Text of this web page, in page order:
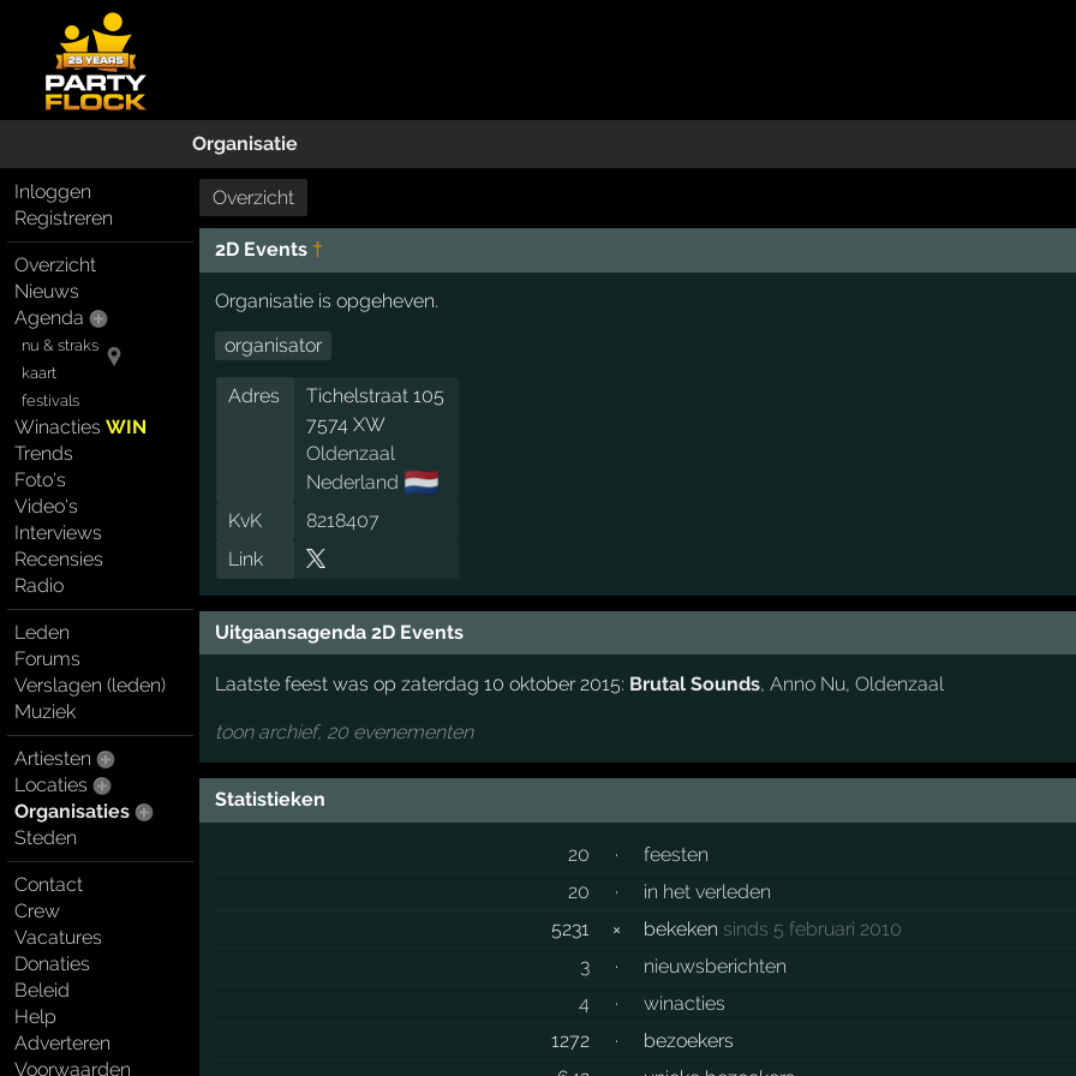
Organisatie
Inloggen
Registreren
Overzicht
Nieuws
Agenda
nu & straks
kaart
festivals
WinactiesWIN
Trends
Foto's
Video's
Interviews
Recensies
Radio
Leden
Forums
Verslagen (leden)
Muziek
Artiesten
Locaties
Organisaties
Steden
Contact
Crew
Vacatures
Donaties
Beleid
Help
Adverteren
Voorwaarden
Overzicht
2D Events †
Organisatie is opgeheven.
organisator
Adres
Tichelstraat 105
7574 XW
Oldenzaal
Nederland 🇳🇱
KvK
8218407
Link
Uitgaansagenda 2D Events
Laatste feest was op zaterdag 10 oktober 2015: Brutal Sounds, Anno Nu, Oldenzaal
toon archief, 20 evenementen
Statistieken
20 ·
feesten
20
·
in het verleden
5231
× bekeken sinds 5 februari 2010
3
·
nieuwsberichten
4
·
winacties
1272
·
bezoekers